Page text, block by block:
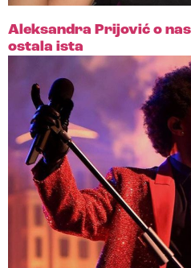
Aleksandra Prijović o
ostala ista